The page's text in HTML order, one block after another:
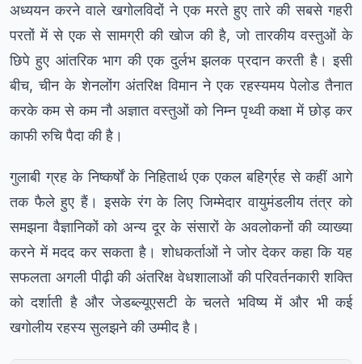
अध्ययन करने वाले खगोलविदों ने एक मरते हुए तारे की सबसे गहरी
परतों में से एक से सामग्री की खोज की है, जो तारकीय वस्तुओं के
छिपे हुए आंतरिक भाग की एक दुर्लभ झलक प्रदान करती है। इसी
बीच, चीन के शेनलोंग अंतरिक्ष विमान ने एक रहस्यमय पेलोड तैनात
करके कम से कम नौ अज्ञात वस्तुओं को निम्न पृथ्वी कक्षा में छोड़ कर
काफी रुचि पैदा की है।
गुलाबी ग्रह के निष्कर्षों के निहितार्थ एक एकल बहिर्ग्रह से कहीं आगे
तक फैले हुए हैं। इसके रंग के लिए जिम्मेदार वायुमंडलीय तंत्र को
समझना वैज्ञानिकों को अन्य दूर के संसारों के अवलोकनों की व्याख्या
करने में मदद कर सकता है। शोधकर्ताओं ने जोर देकर कहा कि यह
सफलता अगली पीढ़ी की अंतरिक्ष वेधशालाओं की परिवर्तनकारी शक्ति
को दर्शाती है और जेडब्ल्यूएसटी के चलते भविष्य में और भी कई
खगोलीय रहस्य सुलझने की उम्मीद है।